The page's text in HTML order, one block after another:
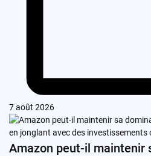
7 août 2026
Amazon peut-il maintenir